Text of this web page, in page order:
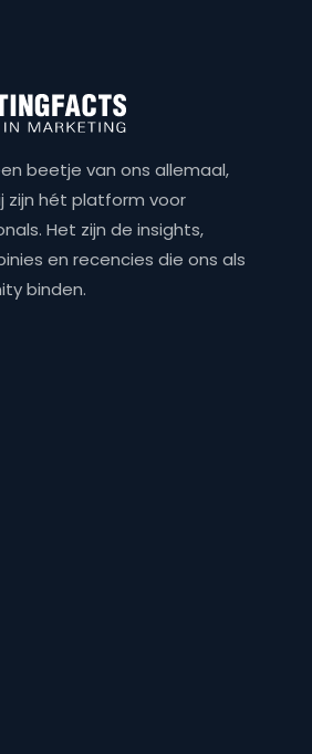
beetje van ons allemaal,
zijn hét platform voor
Het zijn de insights,
en recencies die ons als
binden.